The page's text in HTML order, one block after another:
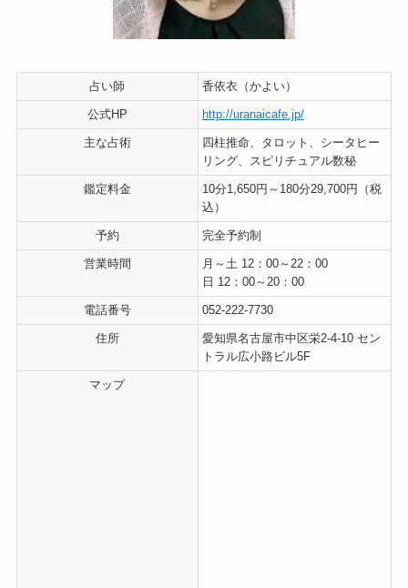
占い師 香依衣（かよい）
公式HP http://uranaicafe.jp/
主な占術
四柱推命、タロット、シータヒー
リング、スピリチュアル数秘
鑑定料金
10分1,650円～180分29,700円（税
込）
予約 完全予約制
営業時間
月～土 12：00～22：00
日 12：00～20：00
電話番号 052-222-7730
住所
愛知県名古屋市中区栄2-4-10 セン
トラル広小路ビル5F
マップ